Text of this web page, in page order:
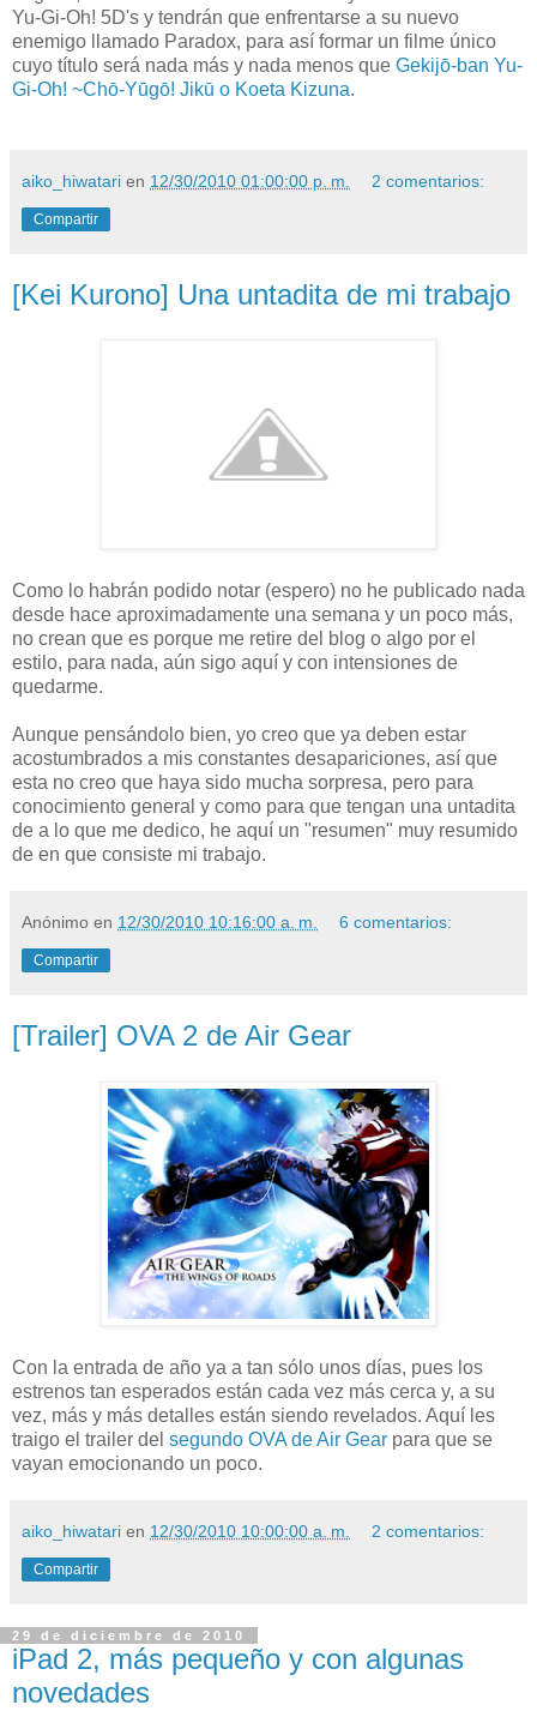
Yu-Gi-Oh! 5D's y tendrán que enfrentarse a su nuevo
enemigo llamado Paradox, para así formar un filme único
cuyo título será nada más y nada menos que Gekijō-ban Yu-
Gi-Oh! ~Chō-Yūgō! Jikū o Koeta Kizuna.
aiko_hiwatari en 12/30/2010 01:00:00 p. m. 2 comentarios:
Compartir
[Kei Kurono] Una untadita de mi trabajo
Como lo habrán podido notar (espero) no he publicado nada
desde hace aproximadamente una semana y un poco más,
no crean que es porque me retire del blog o algo por el
estilo, para nada, aún sigo aquí y con intensiones de
quedarme.
Aunque pensándolo bien, yo creo que ya deben estar
acostumbrados a mis constantes desapariciones, así que
esta no creo que haya sido mucha sorpresa, pero para
conocimiento general y como para que tengan una untadita
de a lo que me dedico, he aquí un "resumen" muy resumido
de en que consiste mi trabajo.
Anónimo en 12/30/2010 10:16:00 a. m. 6 comentarios:
Compartir
[Trailer] OVA 2 de Air Gear
Con la entrada de año ya a tan sólo unos días, pues los
estrenos tan esperados están cada vez más cerca y, a su
vez, más y más detalles están siendo revelados. Aquí les
traigo el trailer del segundo OVA de Air Gear para que se
vayan emocionando un poco.
aiko_hiwatari en 12/30/2010 10:00:00 a. m. 2 comentarios:
Compartir
29 de diciembre de 2010
iPad 2, más pequeño y con algunas
novedades